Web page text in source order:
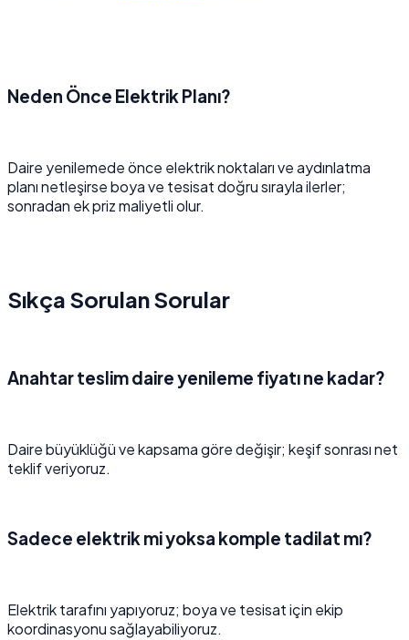
Neden Önce Elektrik Planı?
Daire yenilemede önce elektrik noktaları ve aydınlatma
planı netleşirse boya ve tesisat doğru sırayla ilerler;
sonradan ek priz maliyetli olur.
Sıkça Sorulan Sorular
Anahtar teslim daire yenileme fiyatı ne kadar?
Daire büyüklüğü ve kapsama göre değişir; keşif sonrası net
teklif veriyoruz.
Sadece elektrik mi yoksa komple tadilat mı?
Elektrik tarafını yapıyoruz; boya ve tesisat için ekip
koordinasyonu sağlayabiliyoruz.